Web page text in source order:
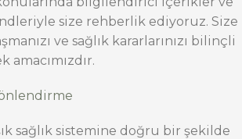
size rehberlik ediyoruz. Size
ve sağlık kararlarınızı bilinçli
amacımızdır.
sağlık sistemine doğru bir şekilde